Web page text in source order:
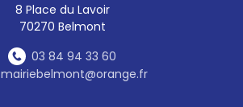
8 Place du Lavoir
70270 Belmont
03 84 94 33 60
mairiebelmont@orange.fr